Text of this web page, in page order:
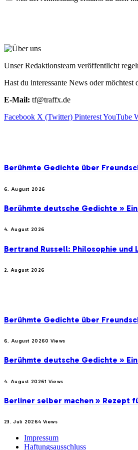
Unser Redaktionsteam veröffentlicht
Hast du interessante News oder
E-Mail: tf@traffx.de
Facebook X (Twitter) PinterestYouTube
Berühmte Gedichte über
6. August 2026
Berühmte deutsche Gedichte »
4. August 2026
Bertrand Russell: Philosophie und
2. August 2026
Berühmte Gedichte über
6. August 20260 Views
Berühmte deutsche Gedichte »
4. August 20261 Views
Berliner selber machen » Rezept
23. Juli 20264 Views
Impressum
Haftungsausschluss